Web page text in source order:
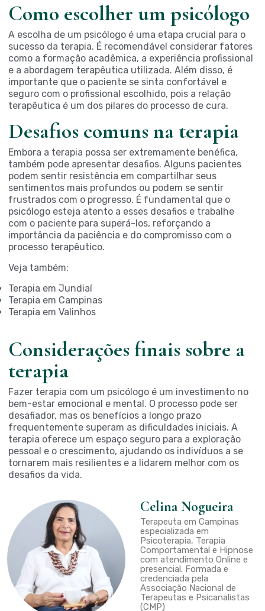
Como escolher um psicólogo
A escolha de um psicólogo é uma etapa crucial para o
sucesso da terapia. É recomendável considerar fatores
como a formação acadêmica, a experiência profissional
e a abordagem terapêutica utilizada. Além disso, é
importante que o paciente se sinta confortável e
seguro com o profissional escolhido, pois a relação
terapêutica é um dos pilares do processo de cura.
Desafios comuns na terapia
Embora a terapia possa ser extremamente benéfica,
também pode apresentar desafios. Alguns pacientes
podem sentir resistência em compartilhar seus
sentimentos mais profundos ou podem se sentir
frustrados com o progresso. É fundamental que o
psicólogo esteja atento a esses desafios e trabalhe
com o paciente para superá-los, reforçando a
importância da paciência e do compromisso com o
processo terapêutico.
Veja também:
Terapia em Jundiaí
Terapia em Campinas
Terapia em Valinhos
Considerações finais sobre a
terapia
Fazer terapia com um psicólogo é um investimento no
bem-estar emocional e mental. O processo pode ser
desafiador, mas os benefícios a longo prazo
frequentemente superam as dificuldades iniciais. A
terapia oferece um espaço seguro para a exploração
pessoal e o crescimento, ajudando os indivíduos a se
tornarem mais resilientes e a lidarem melhor com os
desafios da vida.
Celina Nogueira
Terapeuta em Campinas
especializada em
Psicoterapia, Terapia
Comportamental e Hipnose
com atendimento Online e
presencial. Formada e
credenciada pela
Associação Nacional de
Terapeutas e Psicanalistas
(CMP)